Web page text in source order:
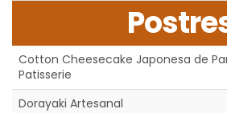
Cotton Cheesecake Japonesa de
Patisserie
Dorayaki Artesanal